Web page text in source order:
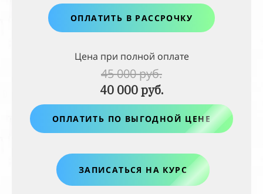
ОПЛАТИТЬ В РАССРОЧКУ
Цена при полной оплате
45 000 руб.
40 000 руб.
ОПЛАТИТЬ ПО ВЫГОДНОЙ ЦЕНЕ
ЗАПИСАТЬСЯ НА КУРС